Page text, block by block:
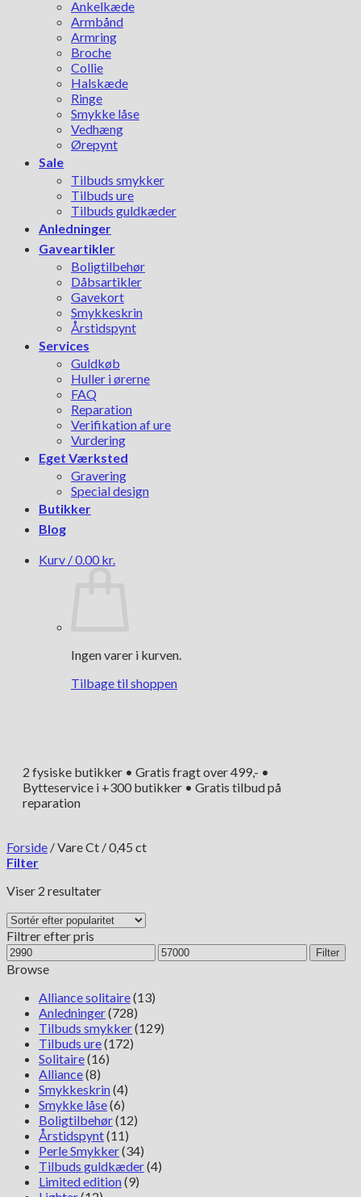
Ankelkæde
Armbånd
Armring
Broche
Collie
Halskæde
Ringe
Smykke låse
Vedhæng
Ørepynt
Sale
Tilbuds smykker
Tilbuds ure
Tilbuds guldkæder
Anledninger
Gaveartikler
Boligtilbehør
Dåbsartikler
Gavekort
Smykkeskrin
Årstidspynt
Services
Guldkøb
Huller i ørerne
FAQ
Reparation
Verifikation af ure
Vurdering
Eget Værksted
Gravering
Special design
Butikker
Blog
Kurv /0.00 kr.
Ingen varer i kurven.
Tilbage til shoppen
2 fysiske butikker • Gratis fragt over 499,- •
Bytteservice i +300 butikker • Gratis tilbud på
reparation
Forside /Vare Ct /0,45 ct
Filter
Viser 2 resultaterSorteret
popularitet
Filtrer efter pris
Mindste
pris
Højeste
pris
Filter
Browse
Alliance solitaire(13)
Anledninger(728)
Tilbuds smykker(129)
Tilbuds ure(172)
Solitaire(16)
Alliance(8)
Smykkeskrin(4)
Smykke låse(6)
Boligtilbehør(12)
Årstidspynt(11)
Perle Smykker(34)
Tilbuds guldkæder(4)
Limited edition(9)